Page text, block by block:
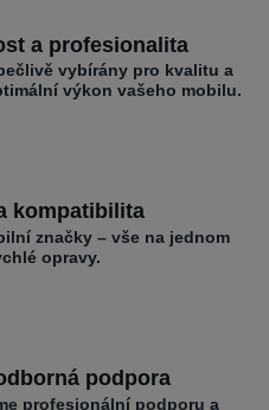
a profesionalita
vybírány pro kvalitu a
výkon vašeho mobilu.
kompatibilita
značky – vše na jednom
opravy.
podpora
profesionální podporu a